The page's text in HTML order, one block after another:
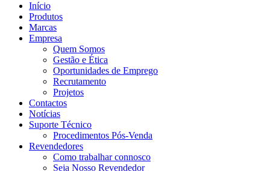
Início
Produtos
Marcas
Empresa
Quem Somos
Gestão e Ética
Oportunidades de Emprego
Recrutamento
Projetos
Contactos
Notícias
Suporte Técnico
Procedimentos Pós-Venda
Revendedores
Como trabalhar connosco
Seja Nosso Revendedor